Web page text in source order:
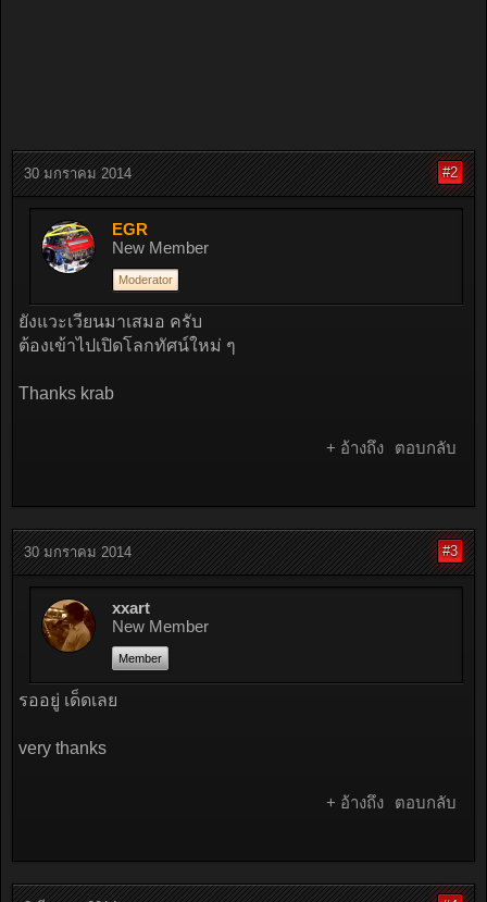
30 มกราคม 2014 #2
EGR
New Member
Moderator
ยังแวะเวียนมาเสมอ ครับ
ต้องเข้าไปเปิดโลกทัศน์ใหม่ ๆ
Thanks krab
+ อ้างถึง ตอบกลับ
30 มกราคม 2014 #3
xxart
New Member
Member
รออยู่ เด็ดเลย
very thanks
+ อ้างถึง ตอบกลับ